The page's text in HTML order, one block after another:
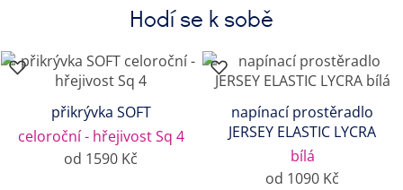
Hodí se k sobě
přikrývka SOFT
celoroční - hřejivost Sq 4
od 1590 Kč
napínací prostěradlo
JERSEY ELASTIC LYCRA
bílá
od 1090 Kč